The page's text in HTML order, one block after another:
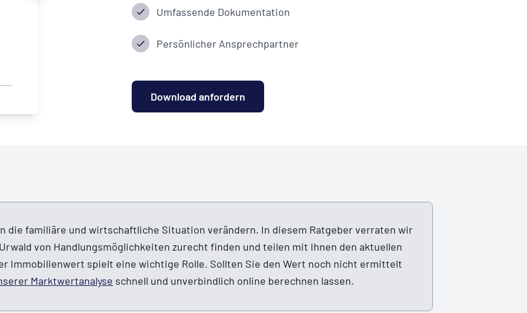
Umfassende Dokumentation
Persönlicher Ansprechpartner
Download anfordern
die familiäre und wirtschaftliche Situation verändern. In diesem Ratgeber verraten wir
von Handlungsmöglichkeiten zurecht finden und teilen mit Ihnen den aktuellen
Immobilienwert spielt eine wichtige Rolle. Sollten Sie den Wert noch nicht ermittelt
Marktwertanalyse schnell und unverbindlich online berechnen lassen.